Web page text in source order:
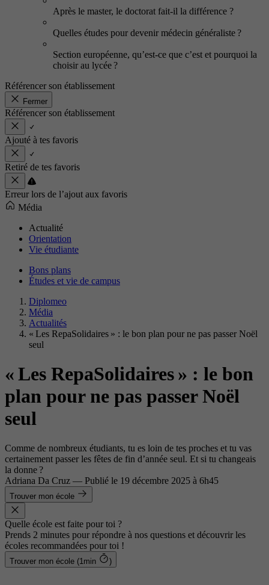
Après le master, le doctorat fait-il la différence ?
Quelles études pour devenir médecin généraliste ?
Section européenne, qu’est-ce que c’est et pourquoi la
choisir au lycée ?
Référencer son établissement
Fermer
Référencer son établissement
Ajouté à tes favoris
Retiré de tes favoris
Erreur lors de l’ajout aux favoris
Média
Actualité
Orientation
Vie étudiante
Bons plans
Études et vie de campus
Diplomeo
Média
Actualités
« Les RepaSolidaires » : le bon plan pour ne pas passer Noël
seul
« Les RepaSolidaires » : le bon
plan pour ne pas passer Noël
seul
Comme de nombreux étudiants, tu es loin de tes proches et tu vas
certainement passer les fêtes de fin d’année seul. Et si tu changeais
la donne ?
Adriana Da Cruz — Publié le 19 décembre 2025 à 6h45
Trouver mon école
Quelle école est faite pour toi ?
Prends 2 minutes pour répondre à nos questions et découvrir les
écoles recommandées pour toi !
Trouver mon école (1min )